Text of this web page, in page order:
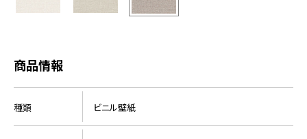
商品情報
種類 ビニル壁紙